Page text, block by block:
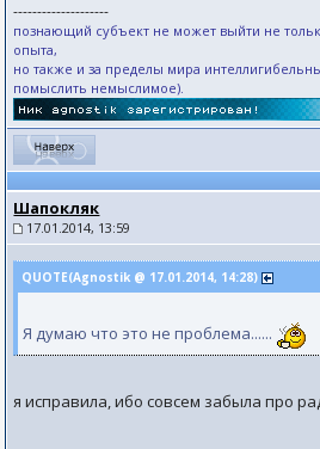
--------------------
познающий субъект не может выйти не
опыта,
но также и за пределы мира
помыслить немыслимое).
Шапокляк
17.01.2014, 13:59
QUOTE(Agnostik @ 17.01.2014, 14:28)
Я думаю что это не проблема......
я исправила, ибо совсем забыла про